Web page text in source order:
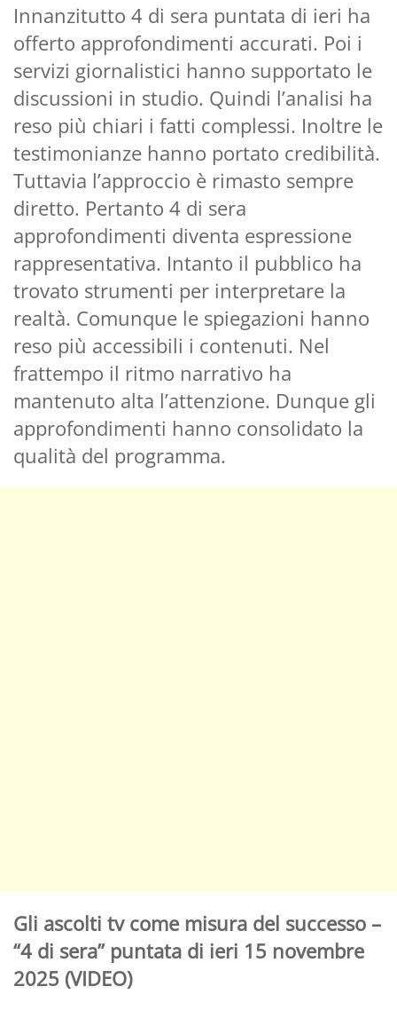
Innanzitutto 4 di sera puntata di ieri ha
offerto approfondimenti accurati. Poi i
servizi giornalistici hanno supportato le
discussioni in studio. Quindi l’analisi ha
reso più chiari i fatti complessi. Inoltre le
testimonianze hanno portato credibilità.
Tuttavia l’approccio è rimasto sempre
diretto. Pertanto 4 di sera
approfondimenti diventa espressione
rappresentativa. Intanto il pubblico ha
trovato strumenti per interpretare la
realtà. Comunque le spiegazioni hanno
reso più accessibili i contenuti. Nel
frattempo il ritmo narrativo ha
mantenuto alta l’attenzione. Dunque gli
approfondimenti hanno consolidato la
qualità del programma.
Gli ascolti tv come misura del successo –
“4 di sera” puntata di ieri 15 novembre
2025 (VIDEO)